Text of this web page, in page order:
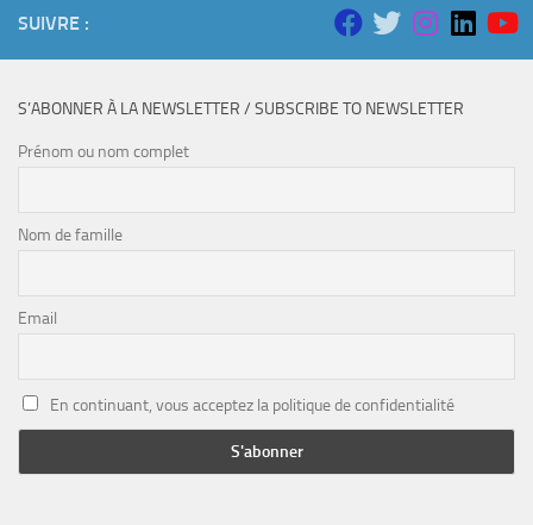
SUIVRE :
S’ABONNER À LA NEWSLETTER / SUBSCRIBE TO NEWSLETTER
Prénom ou nom complet
Nom de famille
Email
En continuant, vous acceptez la politique de confidentialité